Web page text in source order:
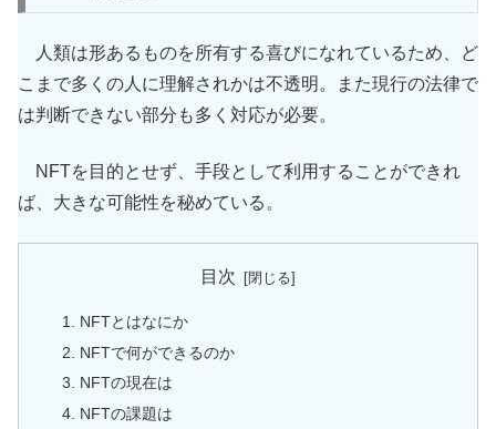
人類は形あるものを所有する喜びになれているため、ど
こまで多くの人に理解されかは不透明。また現行の法律で
は判断できない部分も多く対応が必要。
NFTを目的とせず、手段として利用することができれ
ば、大きな可能性を秘めている。
目次
NFTとはなにか
NFTで何ができるのか
NFTの現在は
NFTの課題は